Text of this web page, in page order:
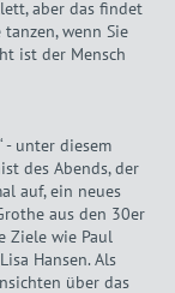
aber das findet
wenn Sie
ist der Mensch
- unter diesem
des Abends, der
auf, ein neues
aus den 30er
Ziele wie Paul
Hansen. Als
über das